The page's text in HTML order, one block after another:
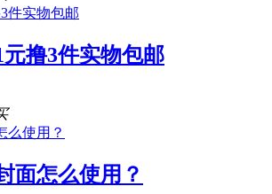
撸3件实物包邮
面怎么使用？